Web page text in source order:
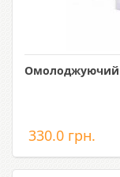
Омолоджуючий
330.0 грн.